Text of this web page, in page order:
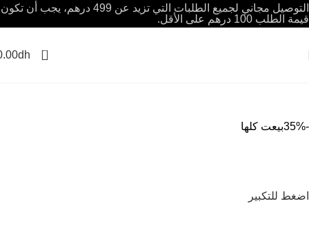
التوصيل مجاني لجميع الطلبات التي تزيد عن 499 درهم، يجب أن تكون
قيمة الطلب 100 درهم على الأقل.
0
dh
-35% بيعت كلها
اضغط للتكبير